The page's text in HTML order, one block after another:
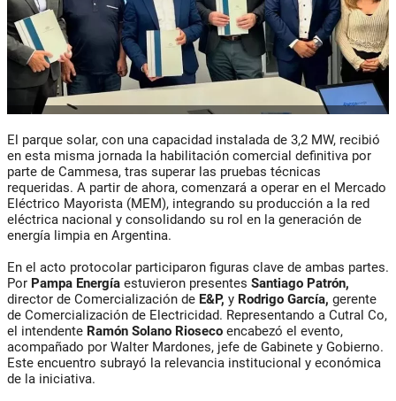
El parque solar, con una capacidad instalada de 3,2 MW, recibió
en esta misma jornada la habilitación comercial definitiva por
parte de Cammesa, tras superar las pruebas técnicas
requeridas. A partir de ahora, comenzará a operar en el Mercado
Eléctrico Mayorista (MEM), integrando su producción a la red
eléctrica nacional y consolidando su rol en la generación de
energía limpia en Argentina.
En el acto protocolar participaron figuras clave de ambas partes.
Por Pampa Energía estuvieron presentes Santiago Patrón,
director de Comercialización de E&P, y Rodrigo García, gerente
de Comercialización de Electricidad. Representando a Cutral Co,
el intendente Ramón Solano Rioseco encabezó el evento,
acompañado por Walter Mardones, jefe de Gabinete y Gobierno.
Este encuentro subrayó la relevancia institucional y económica
de la iniciativa.